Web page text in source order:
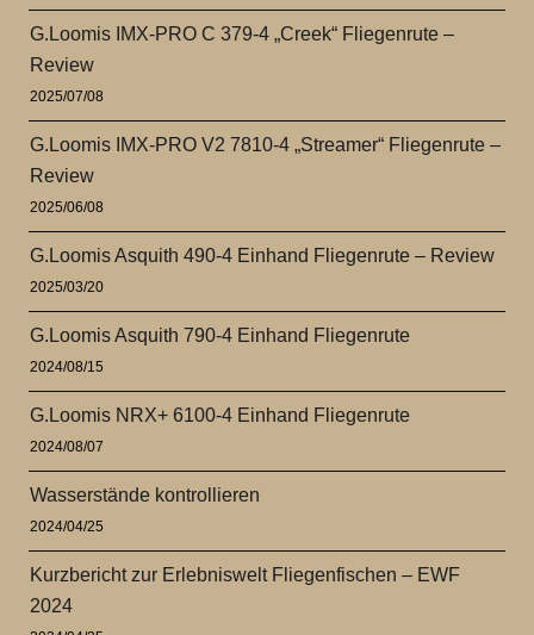
G.Loomis IMX-PRO C 379-4 „Creek“ Fliegenrute –
Review
2025/07/08
G.Loomis IMX-PRO V2 7810-4 „Streamer“ Fliegenrute –
Review
2025/06/08
G.Loomis Asquith 490-4 Einhand Fliegenrute – Review
2025/03/20
G.Loomis Asquith 790-4 Einhand Fliegenrute
2024/08/15
G.Loomis NRX+ 6100-4 Einhand Fliegenrute
2024/08/07
Wasserstände kontrollieren
2024/04/25
Kurzbericht zur Erlebniswelt Fliegenfischen – EWF
2024